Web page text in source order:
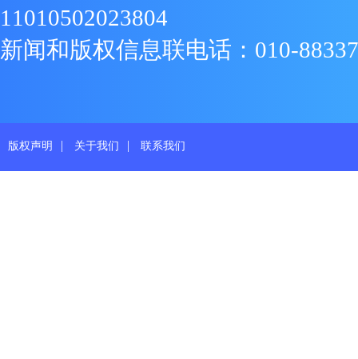
11010502023804
新闻和版权信息联电话：010-
版权声明 | 关于我们 | 联系我们